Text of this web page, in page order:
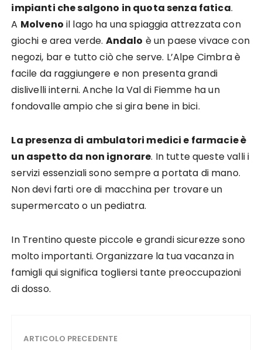
impianti che salgono in quota senza fatica.
A Molveno il lago ha una spiaggia attrezzata con
giochi e area verde. Andalo è un paese vivace con
negozi, bar e tutto ciò che serve. L’Alpe Cimbra è
facile da raggiungere e non presenta grandi
dislivelli interni. Anche la Val di Fiemme ha un
fondovalle ampio che si gira bene in bici.
La presenza di ambulatori medici e farmacie è
un aspetto da non ignorare. In tutte queste valli i
servizi essenziali sono sempre a portata di mano.
Non devi farti ore di macchina per trovare un
supermercato o un pediatra.
In Trentino queste piccole e grandi sicurezze sono
molto importanti. Organizzare la tua vacanza in
famigli qui significa togliersi tante preoccupazioni
di dosso.
ARTICOLO PRECEDENTE